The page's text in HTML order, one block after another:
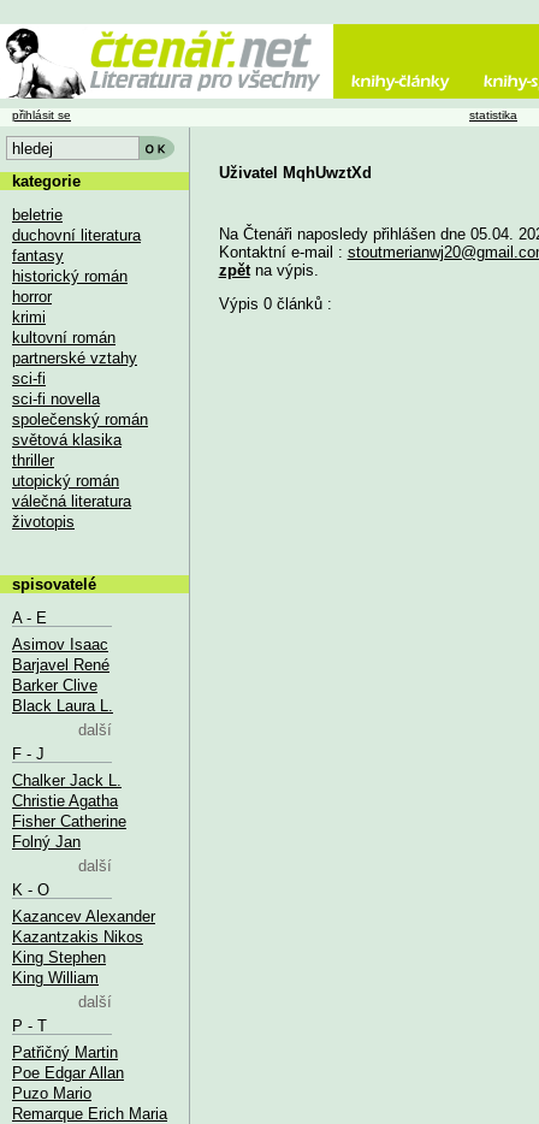
Uživatel MqhUwztXd
Na Čtenáři naposledy přihlášen dne 05.04.
Kontaktní e-mail :
zpětna výpis.
Výpis 0 článků :
přihlásit se statistika
kategorie
beletrie
duchovní literatura
fantasy
historický román
horror
krimi
kultovní román
partnerské vztahy
sci-fi
sci-fi novella
společenský román
světová klasika
thriller
utopický román
válečná literatura
životopis
spisovatelé
A - E
Asimov Isaac
Barjavel René
Barker Clive
Black Laura L.
další
F - J
Chalker Jack L.
Christie Agatha
Fisher Catherine
Folný Jan
další
K - O
Kazancev Alexander
Kazantzakis Nikos
King Stephen
King William
další
P - T
Patřičný Martin
Poe Edgar Allan
Puzo Mario
Remarque Erich Maria